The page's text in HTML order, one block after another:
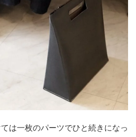
は一枚のパーツでひと続きになっ